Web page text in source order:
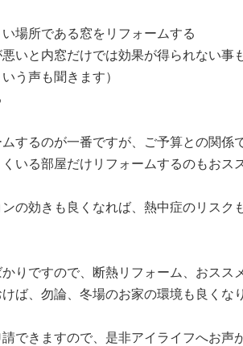
場所である窓をリフォームする
悪いと内窓だけでは効果が得られない事
う声も聞きます）
するのが一番ですが、ご予算との関係で
いる部屋だけリフォームするのもおス
の効きも良くなれば、熱中症のリスク
りですので、断熱リフォーム、おスス
ば、勿論、冬場のお家の環境も良くな
できますので、是非アイライフへお声